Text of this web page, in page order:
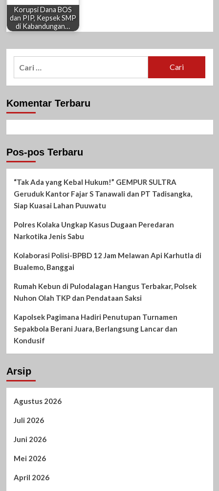
Korupsi Dana BOS
dan PIP, Kepsek SMP
di Kabandungan…
Komentar Terbaru
Pos-pos Terbaru
“Tak Ada yang Kebal Hukum!” GEMPUR SULTRA
Geruduk Kantor Fajar S Tanawali dan PT Tadisangka,
Siap Kuasai Lahan Puuwatu
Polres Kolaka Ungkap Kasus Dugaan Peredaran
Narkotika Jenis Sabu
Kolaborasi Polisi-BPBD 12 Jam Melawan Api Karhutla di
Bualemo, Banggai
Rumah Kebun di Pulodalagan Hangus Terbakar, Polsek
Nuhon Olah TKP dan Pendataan Saksi
Kapolsek Pagimana Hadiri Penutupan Turnamen
Sepakbola Berani Juara, Berlangsung Lancar dan
Kondusif
Arsip
Agustus 2026
Juli 2026
Juni 2026
Mei 2026
April 2026